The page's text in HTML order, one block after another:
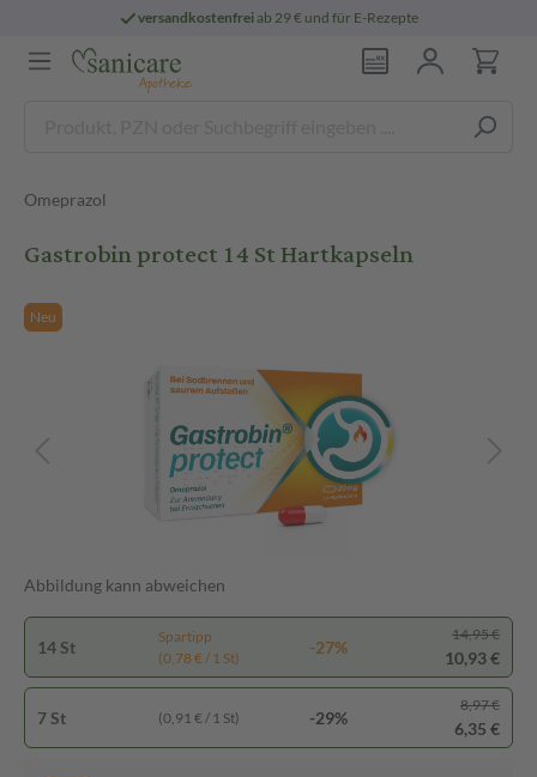
versandkostenfreiab 29 € und für E-Rezepte
Omeprazol
Gastrobin protect 14 St Hartkapseln
Neu
Abbildung kann abweichen
14 St
Spartipp
(0,78 € / 1 St)
-27%
14,95 €
10,93 €
7 St (0,91 € / 1 St) -29%
8,97 €
6,35 €